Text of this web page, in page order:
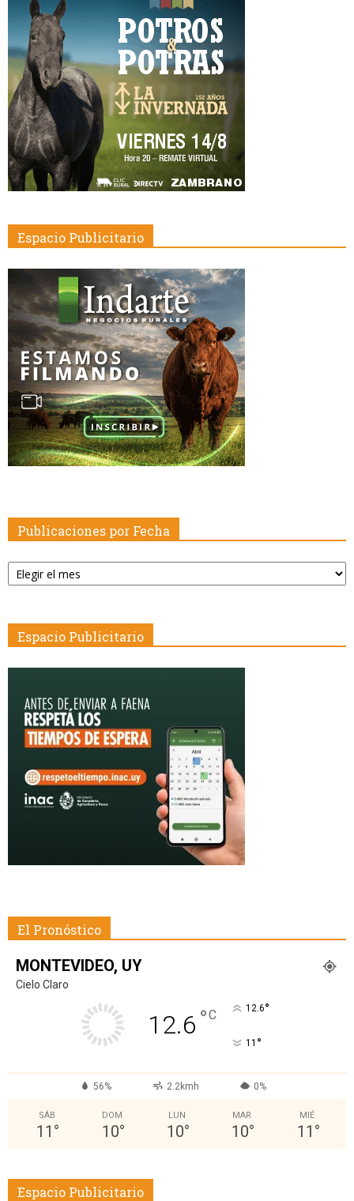
Espacio Publicitario
Publicaciones por Fecha
Publicaciones
por
Espacio Publicitario
El Pronóstico
MONTEVIDEO, UY
Cielo Claro
12.6 °C 12.6°
11 °
56% 2.2kmh 0%
SÁB
11 °
DOM
10°
LUN
10°
MAR
10°
MIÉ
11 °
Espacio Publicitario